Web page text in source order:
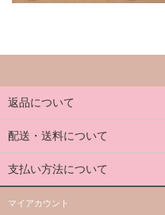
返品について
配送・送料について
支払い方法について
マイアカウント